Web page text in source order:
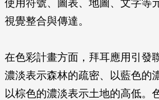
使用符號、圖表、地圖、文字等
視覺整合與傳達。
在色彩計畫方面，拜耳應用引發
濃淡表示森林的疏密、以藍色的
以棕色的濃淡表示土地的高低。